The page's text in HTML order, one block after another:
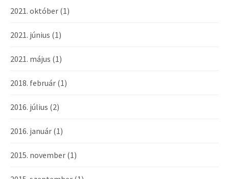
2021. október (1)
2021. június (1)
2021. május (1)
2018. február (1)
2016. július (2)
2016. január (1)
2015. november (1)